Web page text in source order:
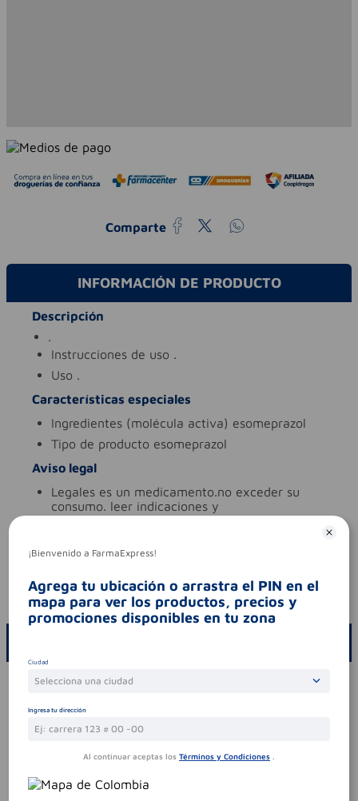
Comparte
INFORMACIÓN DE PRODUCTO
Descripción
.
instrucciones de uso .
uso .
Características especiales
ingredientes (molécula activa) esomeprazol
tipo de producto esomeprazol
Aviso legal
legales es un medicamento.no exceder su
consumo. leer indicaciones y
contraindicaciones. si los síntomas persisten.
síntomas .
codigo invima 2020m-0007903-r1
Por favor, inicie sesión para escribir un comentario
Sin comentarios.
Te puede interesar
¡Bienvenido a FarmaExpress!
Agrega tu ubicación o arrastra el PIN en el
mapa para ver los productos, precios y
promociones disponibles en tu zona
Ciudad
Selecciona una ciudad
Ingresa tu dirección
Al continuar aceptas los Términos y Condiciones .